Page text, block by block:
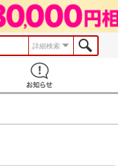
詳細検索